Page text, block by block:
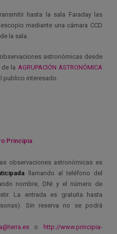
hasta la sala Faraday las
mediante una cámara CCD
la sala.
astronómicas desde
la AGRUPACIÓN ASTRONÓMICA
publico interesado.
Principia
observaciones astronómicas es
llamando al teléfono del
nombre, DNI y el número de
La entrada es gratuita hasta
Sin reserva no se podrá
o
http://www.principia-